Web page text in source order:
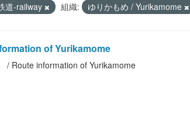
道-railway 組織: ゆりかもめ / Yurikamome
of Yurikamome
/ Route information of Yurikamome